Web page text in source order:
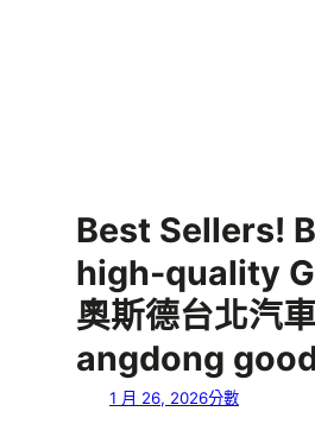
Best Sellers!
high-quality
奧斯德台北汽
angdong
1 月 26, 2026分數